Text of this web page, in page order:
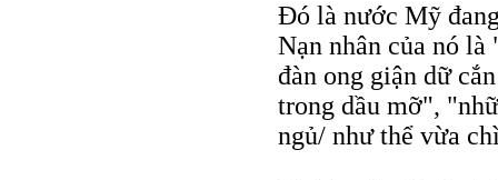
Đó là nước Mỹ
Nạn nhân của nó
đàn ong giận dữ
trong dầu mỡ",
ngủ/ như thể vừa